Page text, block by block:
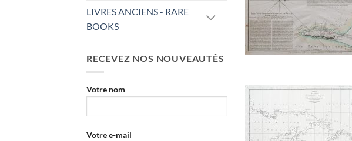
LIVRES ANCIENS - RARE
BOOKS
RECEVEZ NOS NOUVEAUTÉS
Votre nom
Votre e-mail